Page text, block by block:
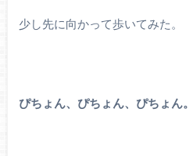
少し先に向かって歩いてみた。
ぴちょん、ぴちょん、ぴちょん。